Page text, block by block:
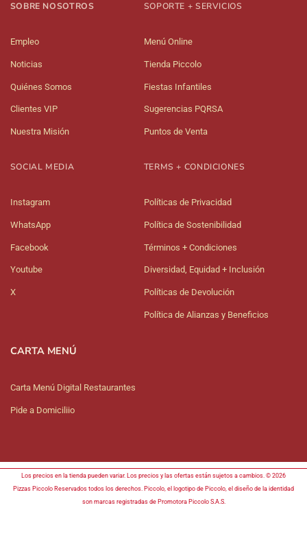
SOBRE NOSOTROS
Empleo
Noticias
Quiénes Somos
Clientes VIP
Nuestra Misión
SOPORTE + SERVICIOS
Menú Online
Tienda Piccolo
Fiestas Infantiles
Sugerencias PQRSA
Puntos de Venta
SOCIAL MEDIA
Instagram
WhatsApp
Facebook
Youtube
X
TERMS + CONDICIONES
Políticas de Privacidad
Política de Sostenibilidad
Términos + Condiciones
Diversidad, Equidad + Inclusión
Políticas de Devolución
Política de Alianzas y Beneficios
CARTA MENÚ
Carta Menú Digital Restaurantes
Pide a Domiciliio
Los precios en la tienda pueden variar. Los precios y las ofertas están sujetos a cambios. © 2026
Pizzas Piccolo Reservados todos los derechos. Piccolo, el logotipo de Piccolo, el diseño de la identidad
son marcas registradas de Promotora Piccolo S.A.S.